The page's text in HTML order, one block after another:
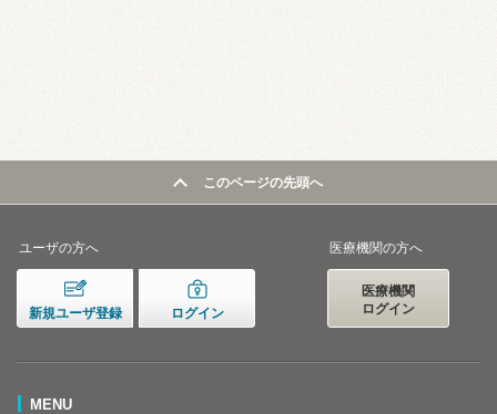
このページの先頭へ
ユーザの方へ
新規ユーザ登録 ログイン
医療機関の方へ
医療機関
ログイン
MENU